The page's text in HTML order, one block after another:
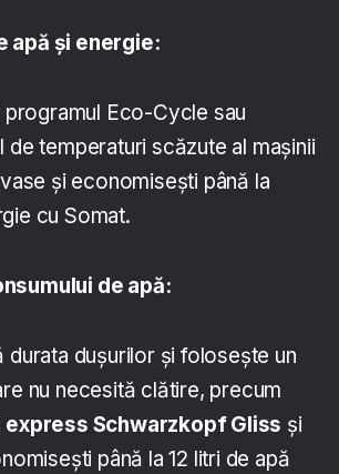
apă și energie:
programul Eco-Cycle sau
de temperaturi scăzute al mașinii
și economisești până la
cu Somat.
de apă:
durata dușurilor și folosește un
nu necesită clătire, precum
express Schwarzkopf Gliss și
până la 12 litri de apă